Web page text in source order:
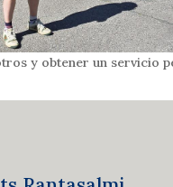
y obtener un servicio